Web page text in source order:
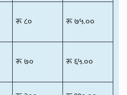
रू ८० रू ७५.००
रू ७० रू ६५.००